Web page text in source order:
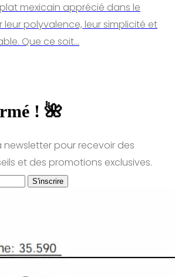
mexicain apprécié dans le
polyvalence, leur simplicité et
Que ce soit…
! 🌺
newsletter pour recevoir des
et des promotions exclusives.
S'inscrire